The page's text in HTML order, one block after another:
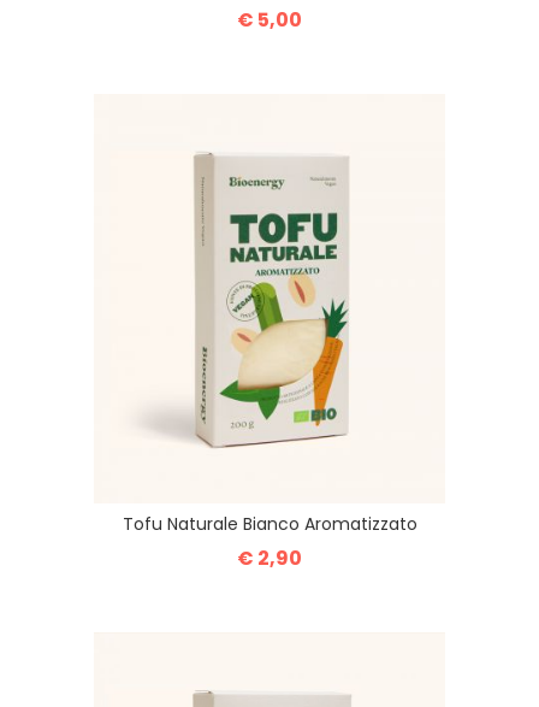
€ 5,00
Tofu Naturale Bianco Aromatizzato
€ 2,90